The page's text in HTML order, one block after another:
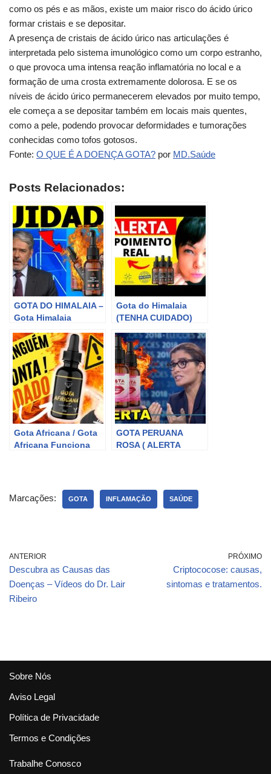
como os pés e as mãos, existe um maior risco do ácido úrico
formar cristais e se depositar.
A presença de cristais de ácido úrico nas articulações é
interpretada pelo sistema imunológico como um corpo estranho,
o que provoca uma intensa reação inflamatória no local e a
formação de uma crosta extremamente dolorosa. E se os
níveis de ácido úrico permanecerem elevados por muito tempo,
ele começa a se depositar também em locais mais quentes,
como a pele, podendo provocar deformidades e tumorações
conhecidas como tofos gotosos.
Fonte: O QUE É A DOENÇA GOTA? por MD.Saúde
Posts Relacionados:
GOTA DO HIMALAIA –
Gota Himalaia
Himalaia funciona
mesmo? Gota
Himalaia
depoimentos?
Gota do Himalaia
(TENHA CUIDADO)
FUNCIONA? Gota do
Himalaia é bom?
GOTA DO HIMALAIA
Gota Africana / Gota
Africana Funciona
Confiável?
GOTA PERUANA
ROSA ( ALERTA
PERUANA ROSA
MERCADO LIVRE
Marcações: GOTA INFLAMAÇÃO SAÚDE
ANTERIOR
Descubra as Causas das
Doenças – Vídeos do Dr. Lair
Ribeiro
PRÓXIMO
Criptococose: causas,
sintomas e tratamentos.
Sobre Nós
Aviso Legal
Política de Privacidade
Termos e Condições
Trabalhe Conosco